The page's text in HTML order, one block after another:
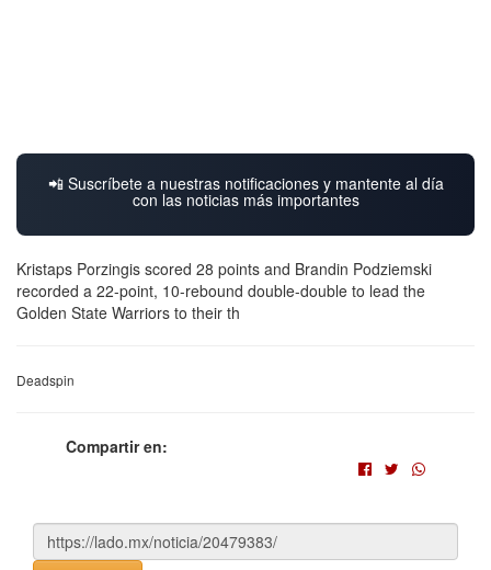
📲 Suscríbete a nuestras notificaciones y mantente al día
con las noticias más importantes
Kristaps Porzingis scored 28 points and Brandin Podziemski
recorded a 22-point, 10-rebound double-double to lead the
Golden State Warriors to their th
Deadspin
Compartir en: